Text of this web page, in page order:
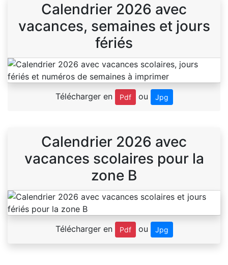
Calendrier 2026 avec
vacances, semaines et jours
fériés
Télécharger en Pdf ou Jpg
Calendrier 2026 avec
vacances scolaires pour la
zone B
Télécharger en Pdf ou Jpg